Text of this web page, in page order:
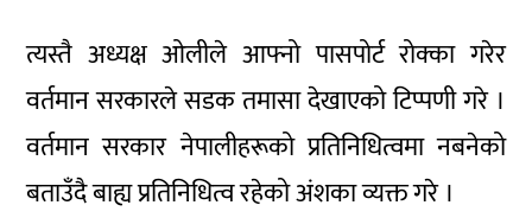
त्यस्तै अध्यक्ष ओलीले आफ्नो पासपोर्ट रोक्का गरेर
वर्तमान सरकारले सडक तमासा देखाएको टिप्पणी गरे ।
वर्तमान सरकार नेपालीहरूको प्रतिनिधित्वमा नबनेको
बताउँदै बाह्य प्रतिनिधित्व रहेको अंशका व्यक्त गरे ।